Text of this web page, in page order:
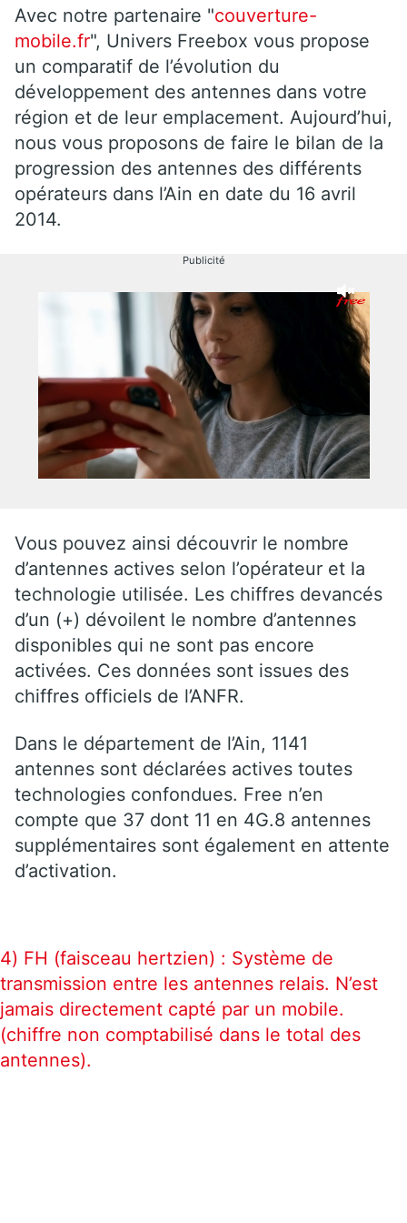
Avec notre partenaire "couverture-
mobile.fr", Univers Freebox vous propose
un comparatif de l’évolution du
développement des antennes dans votre
région et de leur emplacement. Aujourd’hui,
nous vous proposons de faire le bilan de la
progression des antennes des différents
opérateurs dans l’Ain en date du 16 avril
2014.
Publicité
Vous pouvez ainsi découvrir le nombre
d’antennes actives selon l’opérateur et la
technologie utilisée. Les chiffres devancés
d’un (+) dévoilent le nombre d’antennes
disponibles qui ne sont pas encore
activées. Ces données sont issues des
chiffres officiels de l’ANFR.
Dans le département de l’Ain, 1141
antennes sont déclarées actives toutes
technologies confondues. Free n’en
compte que 37 dont 11 en 4G.8 antennes
supplémentaires sont également en attente
d’activation.
4) FH (faisceau hertzien) : Système de
transmission entre les antennes relais. N’est
jamais directement capté par un mobile.
(chiffre non comptabilisé dans le total des
antennes).